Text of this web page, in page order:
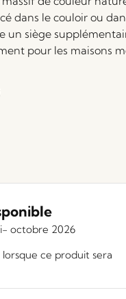
dans le couloir ou
un siège
pour les maisons
octobre 2026
ce produit sera